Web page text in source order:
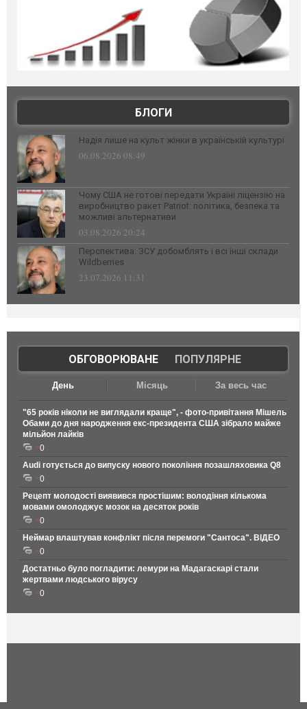
БЛОГИ
Надія лише на культ жінки в українській культурі
06.08.2026 08:49
Чому США не готові передати Україні ліцензію на
виробництво ракет Patriot: політика, безпека та
можливі альтернативи
03.08.2026 20:24
Перспектива: ЗСУ добомблять і всі інші склади
Wildberries
23.07.2026 11:31
ОБГОВОРЮВАНЕ| ПОПУЛЯРНЕ
День Місяць За весь час
"65 років ніколи не виглядали краще", - фото-привітання Мішель
Обами до дня народження екс-президента США зібрало майже
мільйон лайків
0
Audi готується до випуску нового покоління позашляховика Q8
0
Рецепт молодості виявився простішим: володіння кількома
мовами омолоджує мозок на десяток років
0
Неймар влаштував конфлікт після перемоги "Сантоса". ВІДЕО
0
Достатньо було погладити: лемури на Мадагаскарі стали
жертвами людського вірусу
0